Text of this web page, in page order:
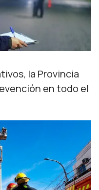
la Provincia
en todo el